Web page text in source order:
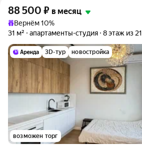
88 500 ₽ в месяц
Вернём 10%
31 м²
апартаменты-студия 8 этаж из 21
3D-тур новостройка
возможен торг